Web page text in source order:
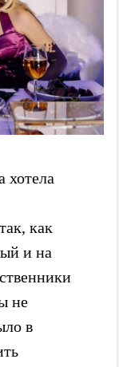
хотела
как
и на
не
в